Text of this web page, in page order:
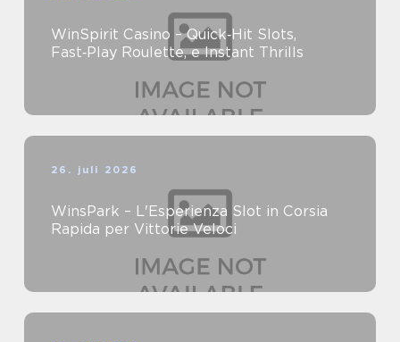
WinSpirit Casino – Quick‑Hit Slots,
Fast‑Play Roulette, e Instant Thrills
26. juli 2026
WinsPark – L'Esperienza Slot in Corsia
Rapida per Vittorie Veloci